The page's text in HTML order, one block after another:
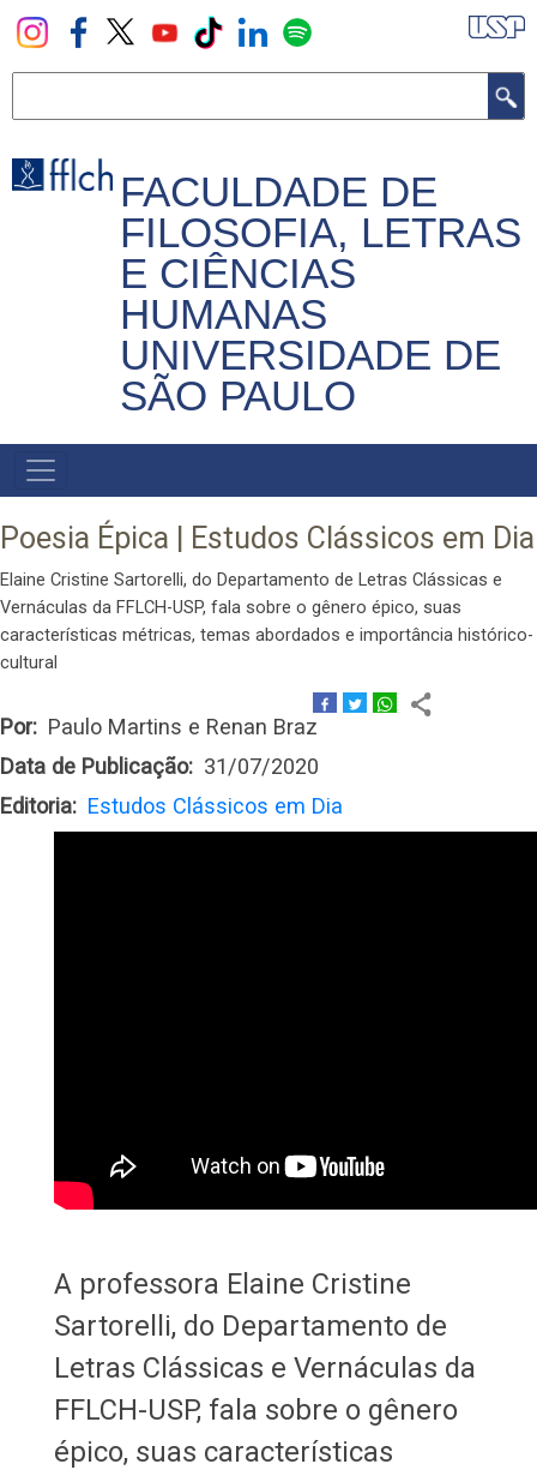
Pular
para
principal
FACULDADE DE
FILOSOFIA, LETRAS
E CIÊNCIAS
HUMANAS
UNIVERSIDADE DE
SÃO PAULO
NAVEGADOR
PRINCIPAL
Poesia Épica | Estudos Clássicos em Dia
Elaine Cristine Sartorelli, do Departamento de Letras Clássicas e
Vernáculas da FFLCH-USP, fala sobre o gênero épico, suas
características métricas, temas abordados e importância histórico-
cultural
Por
Paulo Martins e Renan Braz
Data de Publicação
31/07/2020
Editoria
Estudos Clássicos em Dia
A professora Elaine Cristine
Sartorelli, do Departamento de
Letras Clássicas e Vernáculas da
FFLCH-USP, fala sobre o gênero
épico, suas características